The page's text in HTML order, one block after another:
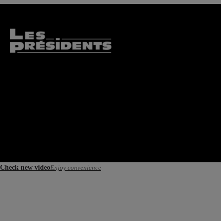
Check new videoEnjoy convenience